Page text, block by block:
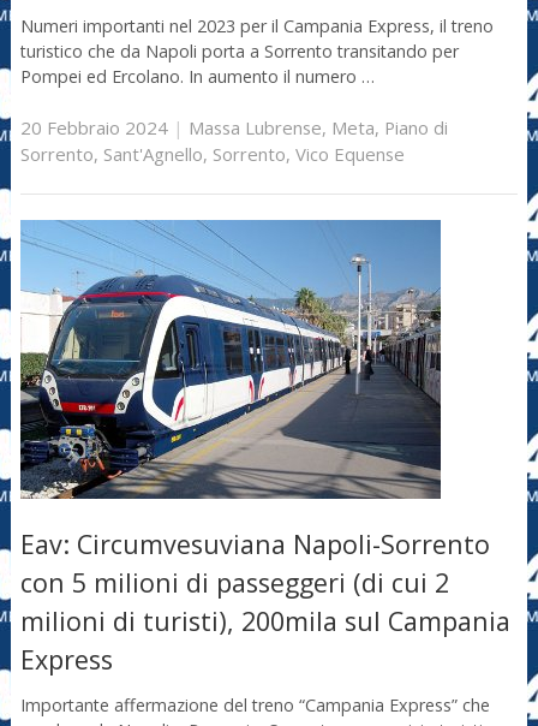
Numeri importanti nel 2023 per il Campania Express, il treno
turistico che da Napoli porta a Sorrento transitando per
Pompei ed Ercolano. In aumento il numero …
20 Febbraio 2024| Massa Lubrense, Meta, Piano di
Sorrento, Sant'Agnello, Sorrento, Vico Equense
Eav: Circumvesuviana Napoli-Sorrento
con 5 milioni di passeggeri (di cui 2
milioni di turisti), 200mila sul Campania
Express
Importante affermazione del treno “Campania Express” che